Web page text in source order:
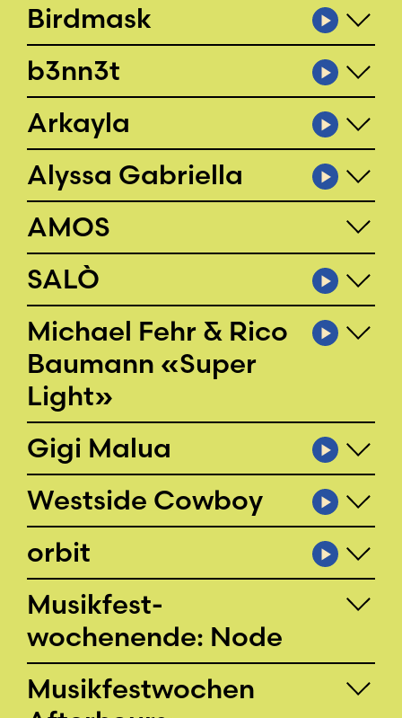
Birdmask
b3nn3t
Arkayla
Alyssa Gabriella
AMOS
SALÒ
Michael Fehr & Rico
Baumann «Super
Light»
Gigi Malua
Westside Cowboy
orbit
Musikfest­
wochenende: Node
Musikfestwochen